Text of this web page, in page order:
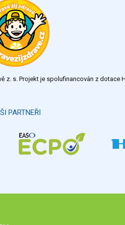
z. s. Projekt je spolufinancován z dotace
PARTNEŘI